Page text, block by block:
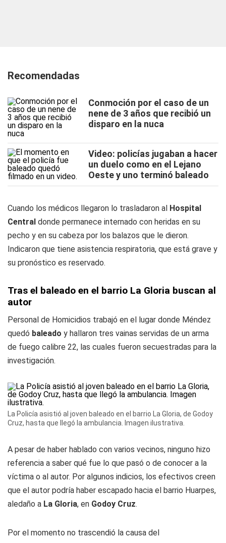
Recomendadas
Conmoción por el caso de un
nene de 3 años que recibió un
disparo en la nuca
Video: policías jugaban a hacer
un duelo como en el Lejano
Oeste y uno terminó baleado
Cuando los médicos llegaron lo trasladaron al Hospital
Central donde permanece internado con heridas en su
pecho y en su cabeza por los balazos que le dieron.
Indicaron que tiene asistencia respiratoria, que está grave y
su pronóstico es reservado.
Tras el baleado en el barrio La Gloria buscan al
autor
Personal de Homicidios trabajó en el lugar donde Méndez
quedó baleado y hallaron tres vainas servidas de un arma
de fuego calibre 22, las cuales fueron secuestradas para la
investigación.
La Policía asistió al joven baleado en el barrio La Gloria, de Godoy
Cruz, hasta que llegó la ambulancia. Imagen ilustrativa.
A pesar de haber hablado con varios vecinos, ninguno hizo
referencia a saber qué fue lo que pasó o de conocer a la
víctima o al autor. Por algunos indicios, los efectivos creen
que el autor podría haber escapado hacia el barrio Huarpes,
aledaño a La Gloria, en Godoy Cruz.
Por el momento no trascendió la causa del